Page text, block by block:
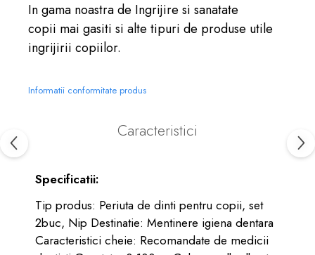
In gama noastra de Ingrijire si sanatate
copii mai gasiti si alte tipuri de produse utile
ingrijirii copiilor.
Informatii conformitate produs
Caracteristici
Specificatii:
Tip produs: Periuta de dinti pentru copii, set
2buc, Nip Destinatie: Mentinere igiena dentara
Caracteristici cheie: Recomandate de medicii